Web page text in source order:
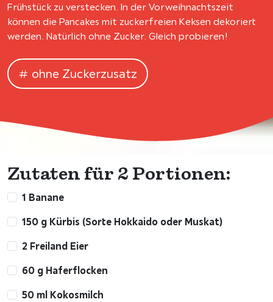
Frühstück zu verstecken. In der Vorweihnachtszeit
können die Pancakes mit zuckerfreien Keksen dekoriert
werden. Natürlich ohne Zucker. Gleich probieren!
ohne Zuckerzusatz
Zutaten für 2 Portionen:
1 Banane
150 g Kürbis (Sorte Hokkaido oder Muskat)
2 Freiland Eier
60 g Haferflocken
50 ml Kokosmilch